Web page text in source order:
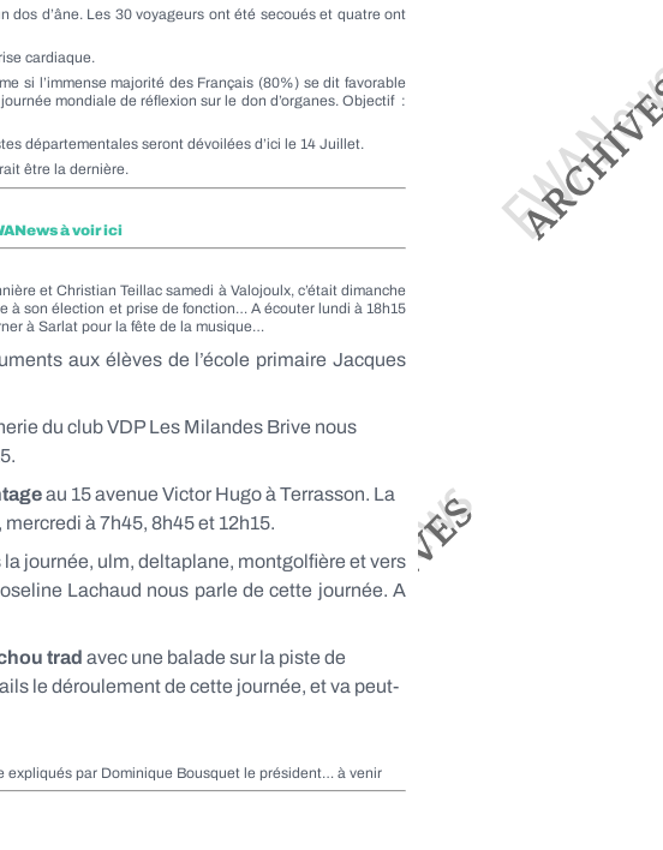
d’âne. Les 30 voyageurs ont été secoués et quatre ont
cardiaque.
si l’immense majorité des Français (80%) se dit favorable
mondiale de réflexion sur le don d’organes. Objectif :
départementales seront dévoilées d’ici le 14 Juillet.
être la dernière.
à voir ici
et Christian Teillac samedi à Valojoulx, c’était dimanche
à son élection et prise de fonction… A écouter lundi à 18h15
à Sarlat pour la fête de la musique…
aux élèves de l’école primaire Jacques
du club VDP Les Milandes Brive nous
au 15 avenue Victor Hugo à Terrasson. La
à 7h45, 8h45 et 12h15.
journée, ulm, deltaplane, montgolfière et vers
Lachaud nous parle de cette journée. A
trad avec une balade sur la piste de
le déroulement de cette journée, et va peut-
expliqués par Dominique Bousquet le président… à venir